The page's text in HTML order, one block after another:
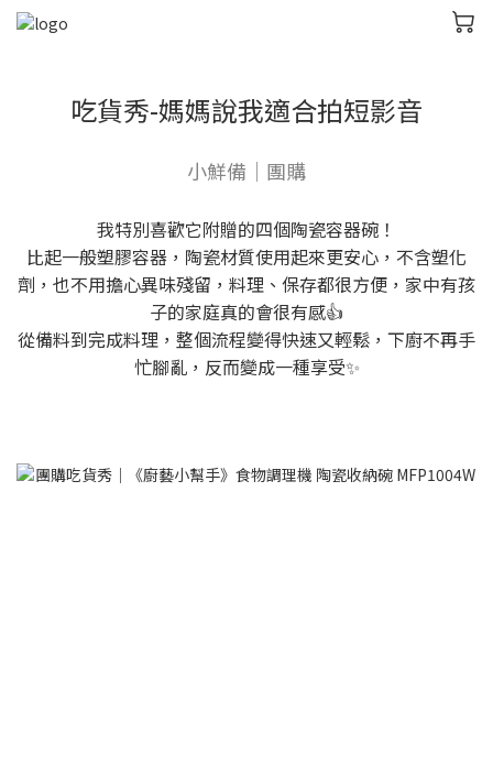
吃貨秀-媽媽說我適合拍短影音
小鮮備｜團購
我特別喜歡它附贈的四個陶瓷容器碗！
比起一般塑膠容器，陶瓷材質使用起來更安心，不含塑化
劑，也不用擔心異味殘留，料理、保存都很方便，家中有孩
子的家庭真的會很有感👍
從備料到完成料理，整個流程變得快速又輕鬆，下廚不再手
忙腳亂，反而變成一種享受✨